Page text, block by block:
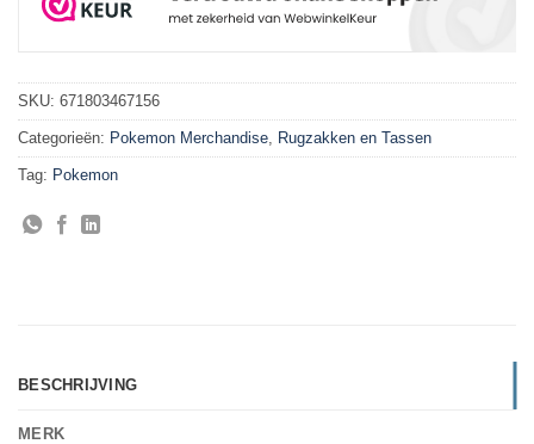
SKU: 671803467156
Categorieën: Pokemon Merchandise, Rugzakken en Tassen
Tag: Pokemon
BESCHRIJVING
MERK